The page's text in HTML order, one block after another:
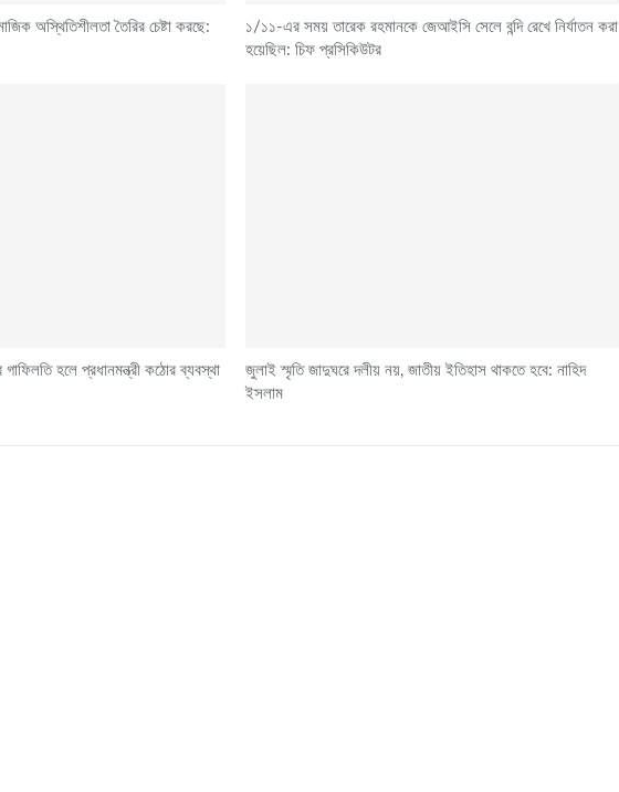
অস্থিতিশীলতা তৈরির চেষ্টা করছে:
১/১১-এর সময় তারেক রহমানকে জেআইসি সেলে বন্দি রেখে নির্যাতন করা
হয়েছিল: চিফ প্রসিকিউটর
হলে প্রধানমন্ত্রী কঠোর ব্যবস্থা
জুলাই স্মৃতি জাদুঘরে দলীয় নয়, জাতীয় ইতিহাস থাকতে হবে: নাহিদ
ইসলাম